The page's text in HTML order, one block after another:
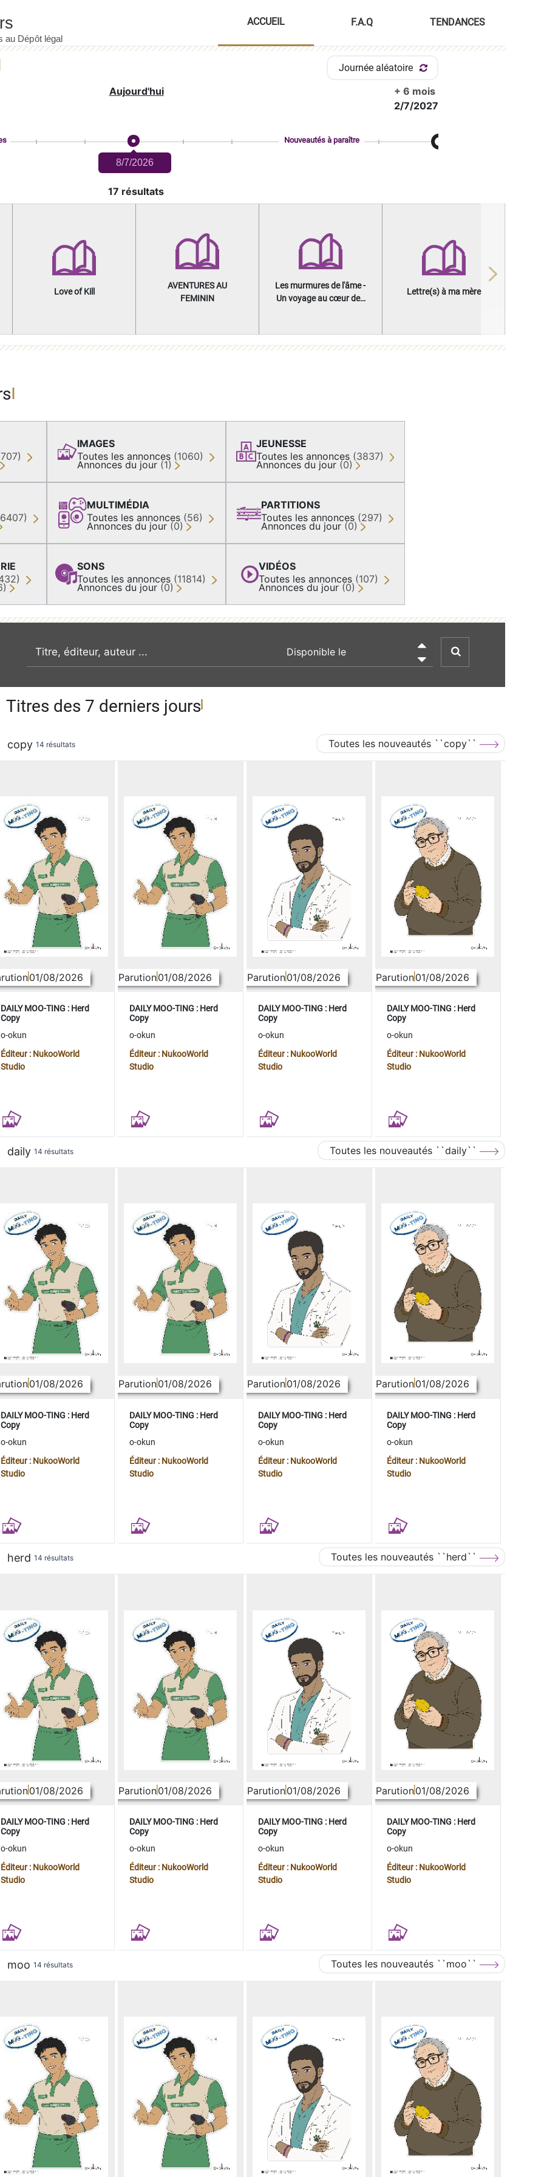
ACCUEIL F.A.Q TENDANCES
Journée aléatoire
Aujourd'hui
+ 6 mois
2/7/2027
8/7/2026
Nouveautés à paraître
17 résultats
Love of Kill
AVENTURES AU
FEMININ
Les murmures de l'âme -
Un voyage au cœur des
Lettre(s) à ma mère
Next
IMAGES
Toutes les annonces (1060)
Annonces du jour (1)
MULTIMÉDIA
Toutes les annonces (56)
Annonces du jour (0)
SONS
Toutes les annonces (11814)
Annonces du jour (0)
JEUNESSE
Toutes les annonces (3837)
Annonces du jour (0)
PARTITIONS
Toutes les annonces (297)
Annonces du jour (0)
VIDÉOS
Toutes les annonces (107)
Annonces du jour (0)
recherche par mot clé

Titres des 7 derniers jours
copy 14 résultats Toutes les nouveautés ``copy``
01/08/2026
DAILY MOO-TING : Herd
Copy
o-okun
Éditeur : NukooWorld
Studio
Parution01/08/2026
DAILY MOO-TING : Herd
Copy
o-okun
Éditeur : NukooWorld
Studio
Parution01/08/2026
DAILY MOO-TING : Herd
Copy
o-okun
Éditeur : NukooWorld
Studio
Parution01/08/2026
DAILY MOO-TING : Herd
Copy
o-okun
Éditeur : NukooWorld
Studio
daily 14 résultats Toutes les nouveautés ``daily``
01/08/2026
DAILY MOO-TING : Herd
Copy
o-okun
Éditeur : NukooWorld
Studio
Parution01/08/2026
DAILY MOO-TING : Herd
Copy
o-okun
Éditeur : NukooWorld
Studio
Parution01/08/2026
DAILY MOO-TING : Herd
Copy
o-okun
Éditeur : NukooWorld
Studio
Parution01/08/2026
DAILY MOO-TING : Herd
Copy
o-okun
Éditeur : NukooWorld
Studio
herd 14 résultats Toutes les nouveautés ``herd``
01/08/2026
DAILY MOO-TING : Herd
Copy
o-okun
Éditeur : NukooWorld
Studio
Parution01/08/2026
DAILY MOO-TING : Herd
Copy
o-okun
Éditeur : NukooWorld
Studio
Parution01/08/2026
DAILY MOO-TING : Herd
Copy
o-okun
Éditeur : NukooWorld
Studio
Parution01/08/2026
DAILY MOO-TING : Herd
Copy
o-okun
Éditeur : NukooWorld
Studio
moo 14 résultats Toutes les nouveautés ``moo``